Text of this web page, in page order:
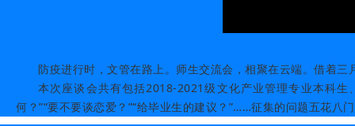
防疫进行时，文管在路上。师生交流会，相聚在云端。借着
本次座谈会共有包括2018-2021级文化产业管理专业本科
何？”“要不要谈恋爱？”“给毕业生的建议？”……征集的问题五花八